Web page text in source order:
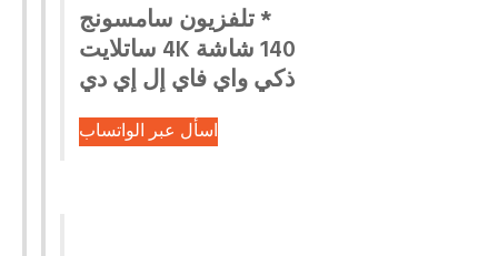
* تلفزيون سامسونج
140 شاشة 4K ساتلايت
ذكي واي فاي إل إي دي
اسأل عبر الواتساب